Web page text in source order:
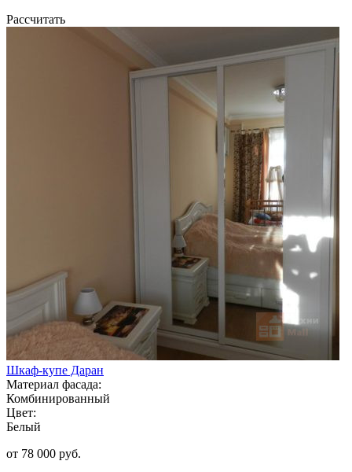
Рассчитать
Шкаф-купе Даран
Материал фасада:
Комбинированный
Цвет:
Белый
от 78 000 руб.